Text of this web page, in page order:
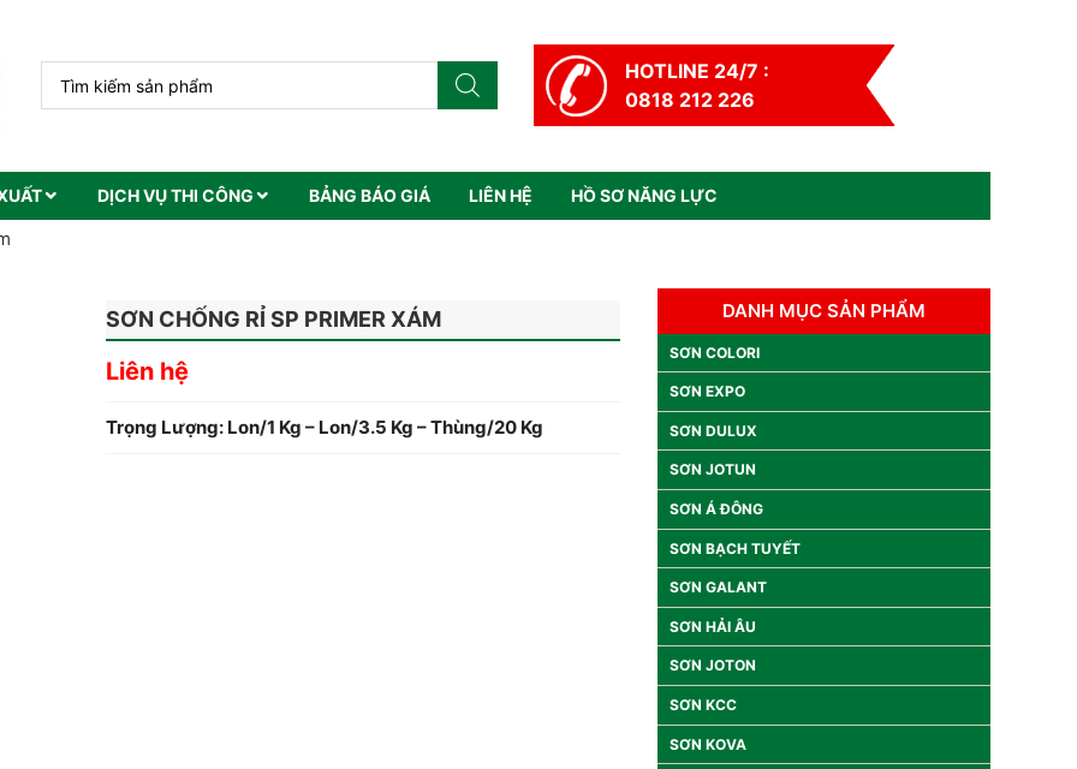
HOTLINE 24/7 :
0818 212 226
DỊCH VỤ THI CÔNG BẢNG BÁO GIÁ LIÊN HỆ HỒ SƠ NĂNG LỰC
SƠN CHỐNG RỈ SP PRIMER XÁM
Liên hệ
Trọng Lượng: Lon/1 Kg – Lon/3.5 Kg – Thùng/20 Kg
DANH MỤC SẢN PHẨM
SƠN COLORI
SƠN EXPO
SƠN DULUX
SƠN JOTUN
SƠN Á ĐÔNG
SƠN BẠCH TUYẾT
SƠN GALANT
SƠN HẢI ÂU
SƠN JOTON
SƠN KCC
SƠN KOVA